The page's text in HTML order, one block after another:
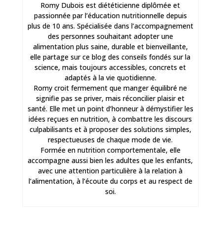
Romy Dubois est diététicienne diplômée et
passionnée par l’éducation nutritionnelle depuis
plus de 10 ans. Spécialisée dans l’accompagnement
des personnes souhaitant adopter une
alimentation plus saine, durable et bienveillante,
elle partage sur ce blog des conseils fondés sur la
science, mais toujours accessibles, concrets et
adaptés à la vie quotidienne.
Romy croit fermement que manger équilibré ne
signifie pas se priver, mais réconcilier plaisir et
santé. Elle met un point d’honneur à démystifier les
idées reçues en nutrition, à combattre les discours
culpabilisants et à proposer des solutions simples,
respectueuses de chaque mode de vie.
Formée en nutrition comportementale, elle
accompagne aussi bien les adultes que les enfants,
avec une attention particulière à la relation à
l’alimentation, à l’écoute du corps et au respect de
soi.